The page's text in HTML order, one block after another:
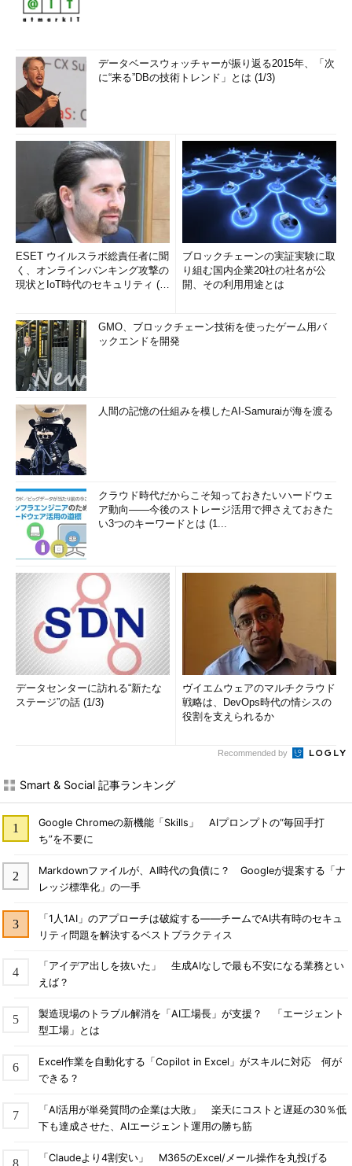
データベースウォッチャーが振り返る2015年、「次
に“来る”DBの技術トレンド」とは (1/3)
ESET ウイルスラボ総責任者に聞
く、オンラインバンキング攻撃の
現状とIoT時代のセキュリティ (1/
ブロックチェーンの実証実験に取
り組む国内企業20社の社名が公
開、その利用用途とは
GMO、ブロックチェーン技術を使ったゲーム用バ
ックエンドを開発
人間の記憶の仕組みを模したAI-Samuraiが海を渡る
クラウド時代だからこそ知っておきたいハードウェ
ア動向――今後のストレージ活用で押さえておきた
い3つのキーワードとは (1...
データセンターに訪れる“新たな
ステージ”の話 (1/3)
ヴイエムウェアのマルチクラウド
戦略は、DevOps時代の情シスの
役割を支えられるか
Recommended by
Smart & Social 記事ランキング
Google Chromeの新機能「Skills」 AIプロンプトの“毎回手打
ち”を不要に
Markdownファイルが、AI時代の負債に？ Googleが提案する「ナ
レッジ標準化」の一手
「1人1AI」のアプローチは破綻する――チームでAI共有時のセキュ
リティ問題を解決するベストプラクティス
「アイデア出しを抜いた」 生成AIなしで最も不安になる業務とい
えば？
製造現場のトラブル解消を「AI工場長」が支援？ 「エージェント
型工場」とは
Excel作業を自動化する「Copilot in Excel」がスキルに対応 何が
できる？
「AI活用が単発質問の企業は大敗」 楽天にコストと遅延の30％低
下も達成させた、AIエージェント運用の勝ち筋
「Claudeより4割安い」 M365のExcel/メール操作を丸投げる